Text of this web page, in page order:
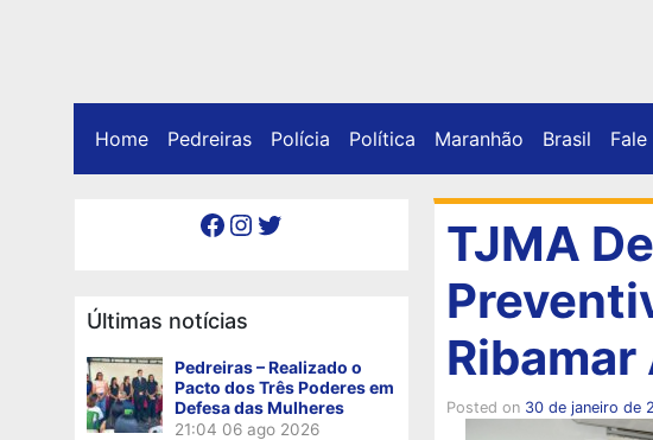
Home Pedreiras Polícia Política Maranhão Brasil
Facebook Instagram Twitter
Últimas notícias
Pedreiras – Realizado o
Pacto dos Três Poderes em
Defesa das Mulheres
21:04 06 ago 2026
TJMA
Ribamar
Posted on 30 de janeiro de